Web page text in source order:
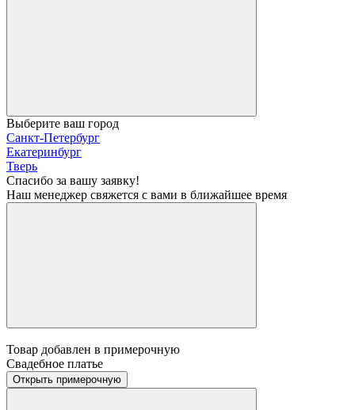
Выберите ваш город
Санкт-Петербург
Екатеринбург
Тверь
Спасибо за вашу заявку!
Наш менеджер свяжется с вами в ближайшее время
Товар добавлен в примерочную
Свадебное платье
Открыть примерочную